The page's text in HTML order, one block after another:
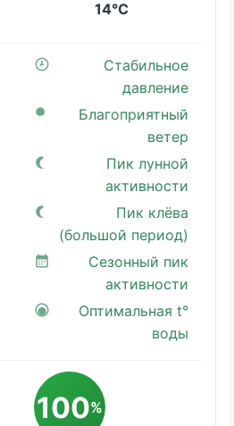
14°C
Стабильное
давление
Благоприятный
ветер
Пик лунной
активности
Пик клёва
(большой период)
Сезонный пик
активности
Оптимальная t°
воды
100%